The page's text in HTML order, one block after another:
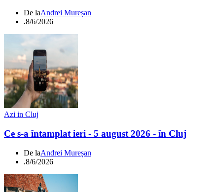
De laAndrei Mureșan
.8/6/2026
Azi in Cluj
Ce s-a întamplat ieri - 5 august 2026 - în Cluj
De laAndrei Mureșan
.8/6/2026